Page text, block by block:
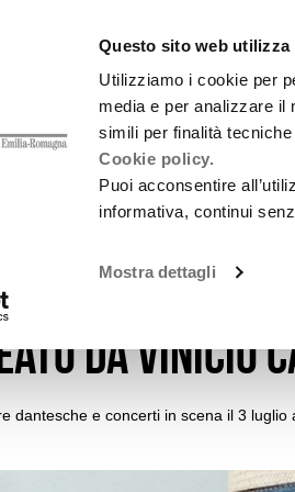
Questo sito web utilizza
Utilizziamo i cookie per
media e per analizzare il
simili per finalità
Cookie policy.
Puoi acconsentire
informativa, continui
Mostra dettagli
Promozione
CHI SIAMO
loghi
NOTIZIE
Fest: un
da Vinicio
dantesche e concerti in scena il 3